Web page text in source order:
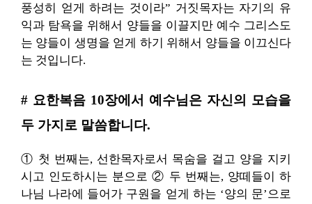
풍성히 얻게 하려는 것이라” 거짓목자는 자기의 유
익과 탐욕을 위해서 양들을 이끌지만 예수 그리스도
는 양들이 생명을 얻게 하기 위해서 양들을 이끄신다
는 것입니다.
# 요한복음 10장에서 예수님은 자신의 모습을
두 가지로 말씀합니다.
① 첫 번째는, 선한목자로서 목숨을 걸고 양을 지키
시고 인도하시는 분으로 ② 두 번째는, 양떼들이 하
나님 나라에 들어가 구원을 얻게 하는 ‘양의 문’으로